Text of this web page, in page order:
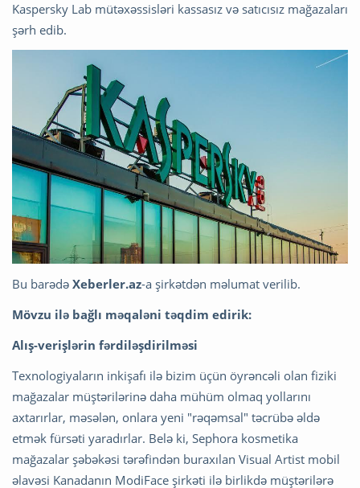
Kaspersky Lab mütəxəssisləri kassasız və satıcısız mağazaları
şərh edib.
Bu barədə Xeberler.az-a şirkətdən məlumat verilib.
Mövzu ilə bağlı məqaləni təqdim edirik:
Alış-verişlərin fərdiləşdirilməsi
Texnologiyaların inkişafı ilə bizim üçün öyrəncəli olan fiziki
mağazalar müştərilərinə daha mühüm olmaq yollarını
axtarırlar, məsələn, onlara yeni "rəqəmsal" təcrübə əldə
etmək fürsəti yaradırlar. Belə ki, Sephora kosmetika
mağazalar şəbəkəsi tərəfindən buraxılan Visual Artist mobil
əlavəsi Kanadanın ModiFace şirkəti ilə birlikdə müştərilərə